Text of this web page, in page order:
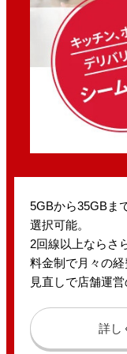
5GBから35GBま
選択可能。
2回線以上ならさ
料金制で月々の
見直しで店舗運
詳し